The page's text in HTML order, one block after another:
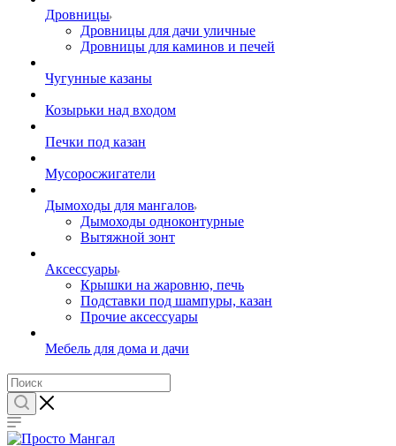
Дровницы
Дровницы для дачи уличные
Дровницы для каминов и печей
Чугунные казаны
Козырьки над входом
Печки под казан
Мусоросжигатели
Дымоходы для мангалов
Дымоходы одноконтурные
Вытяжной зонт
Аксессуары
Крышки на жаровню, печь
Подставки под шампуры, казан
Прочие аксессуары
Мебель для дома и дачи